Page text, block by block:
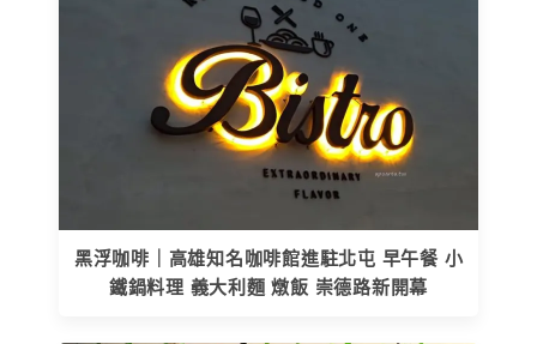
黑浮咖啡｜高雄知名咖啡館進駐北屯 早午餐 小
鐵鍋料理 義大利麵 燉飯 崇德路新開幕